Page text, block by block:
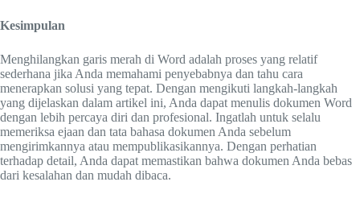
Kesimpulan
Menghilangkan garis merah di Word adalah proses yang relatif
sederhana jika Anda memahami penyebabnya dan tahu cara
menerapkan solusi yang tepat. Dengan mengikuti langkah-langkah
yang dijelaskan dalam artikel ini, Anda dapat menulis dokumen Word
dengan lebih percaya diri dan profesional. Ingatlah untuk selalu
memeriksa ejaan dan tata bahasa dokumen Anda sebelum
mengirimkannya atau mempublikasikannya. Dengan perhatian
terhadap detail, Anda dapat memastikan bahwa dokumen Anda bebas
dari kesalahan dan mudah dibaca.